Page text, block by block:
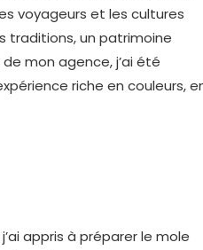
voyageurs et les cultures
traditions, un patrimoine
mon agence, j’ai été
riche en couleurs,
appris à préparer le mole